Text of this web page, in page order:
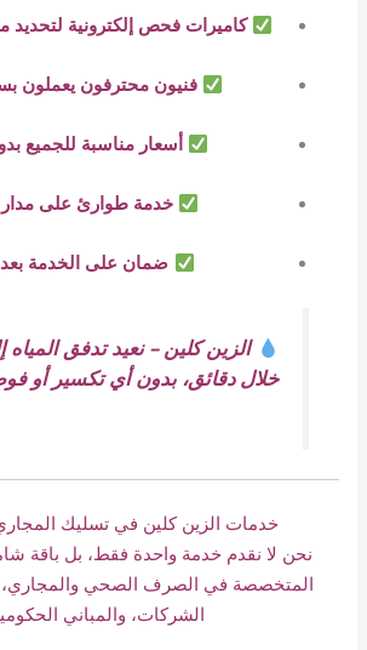
كاميرات فحص إلكترونية لتحديد
فنيون محترفون يعملون
أسعار مناسبة للجميع
خدمة طوارئ على مدار
ضمان على الخدمة بعد
الزين كلين – نعيد تدفق المياه
خلال دقائق، بدون أي تكسير أو
خدمات الزين كلين في تسليك
نحن لا نقدم خدمة واحدة فقط، بل باقة
المتخصصة في الصرف الصحي والمجاري،
الشركات، والمباني